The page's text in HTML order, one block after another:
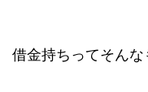
借金持ちってそんな